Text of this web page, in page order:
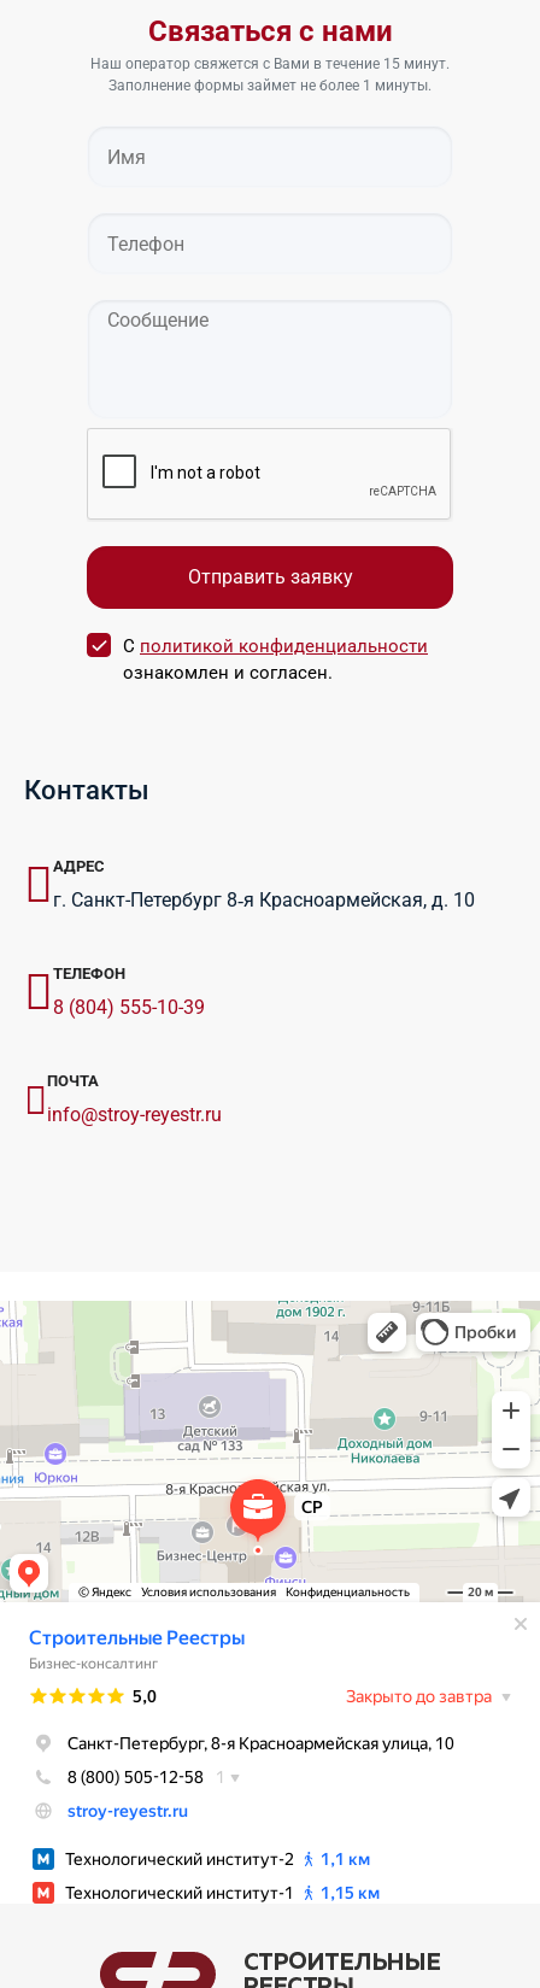
Связаться с нами
Наш оператор свяжется с Вами в течение 15 минут.
Заполнение формы займет не более 1 минуты.
С политикой конфиденциальности
ознакомлен и согласен.
Контакты
АДРЕС
г. Санкт-Петербург 8‑я Красноармейская, д. 10
ТЕЛЕФОН
8 (804) 555-10-39
ПОЧТА
info@stroy-reyestr.ru